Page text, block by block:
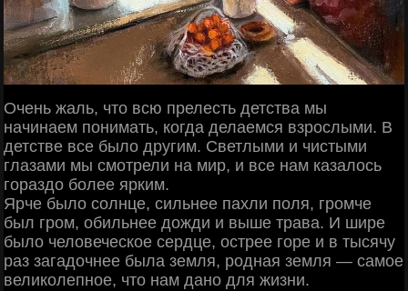
Очень жаль, что всю прелесть детства мы
начинаем понимать, когда делаемся взрослыми. В
детстве все было другим. Светлыми и чистыми
глазами мы смотрели на мир, и все нам казалось
гораздо более ярким.
Ярче было солнце, сильнее пахли поля, громче
был гром, обильнее дожди и выше трава. И шире
было человеческое сердце, острее горе и в тысячу
раз загадочнее была земля, родная земля — самое
великолепное, что нам дано для жизни.